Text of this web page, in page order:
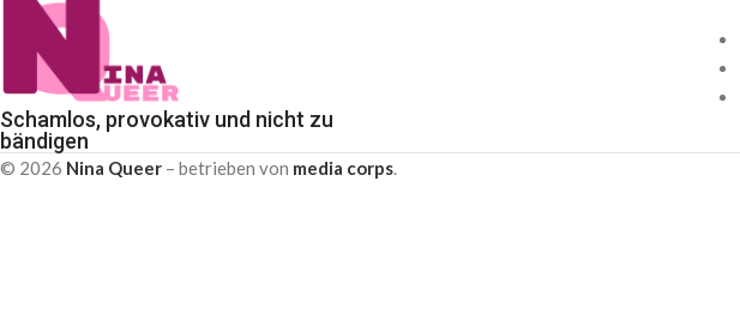
Schamlos, provokativ und nicht zu
bändigen
© 2026 Nina Queer – betrieben von media corps.